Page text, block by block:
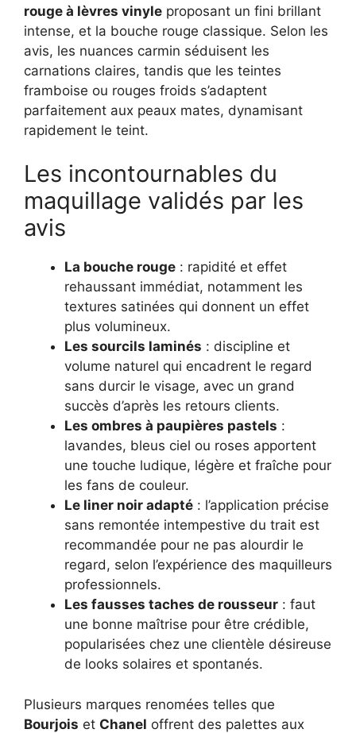
rouge à lèvres vinyle proposant un fini brillant
intense, et la bouche rouge classique. Selon les
avis, les nuances carmin séduisent les
carnations claires, tandis que les teintes
framboise ou rouges froids s’adaptent
parfaitement aux peaux mates, dynamisant
rapidement le teint.
Les incontournables du
maquillage validés par les
avis
La bouche rouge : rapidité et effet
rehaussant immédiat, notamment les
textures satinées qui donnent un effet
plus volumineux.
Les sourcils laminés : discipline et
volume naturel qui encadrent le regard
sans durcir le visage, avec un grand
succès d’après les retours clients.
Les ombres à paupières pastels :
lavandes, bleus ciel ou roses apportent
une touche ludique, légère et fraîche pour
les fans de couleur.
Le liner noir adapté : l’application précise
sans remontée intempestive du trait est
recommandée pour ne pas alourdir le
regard, selon l’expérience des maquilleurs
professionnels.
Les fausses taches de rousseur : faut
une bonne maîtrise pour être crédible,
popularisées chez une clientèle désireuse
de looks solaires et spontanés.
Plusieurs marques renomées telles que
Bourjois et Chanel offrent des palettes aux